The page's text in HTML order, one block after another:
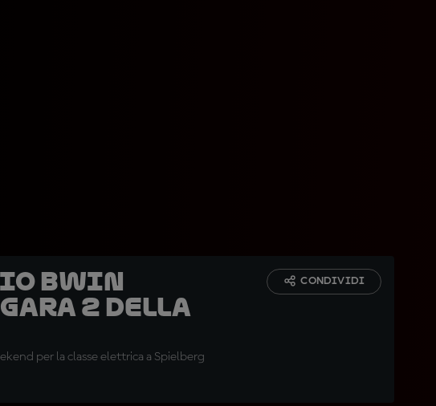
BWIN
2 della
per la classe elettrica a Spielberg
CONDIVIDI